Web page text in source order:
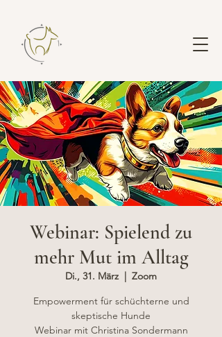
Webinar: Spielend zu
mehr Mut im Alltag
Di., 31. März
  |
Zoom
Empowerment für schüchterne und
skeptische Hunde
Webinar mit Christina Sondermann